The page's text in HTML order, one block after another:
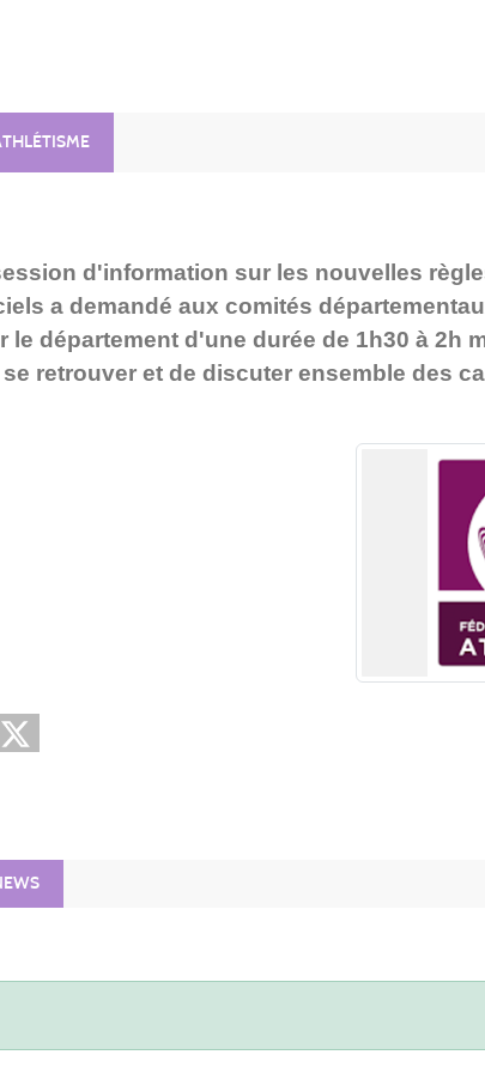
d'information sur les nouvelles
a demandé aux comités
département d'une durée de 1h30 à 2h
retrouver et de discuter ensemble des